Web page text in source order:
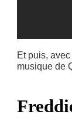
Et puis, avec
musique de